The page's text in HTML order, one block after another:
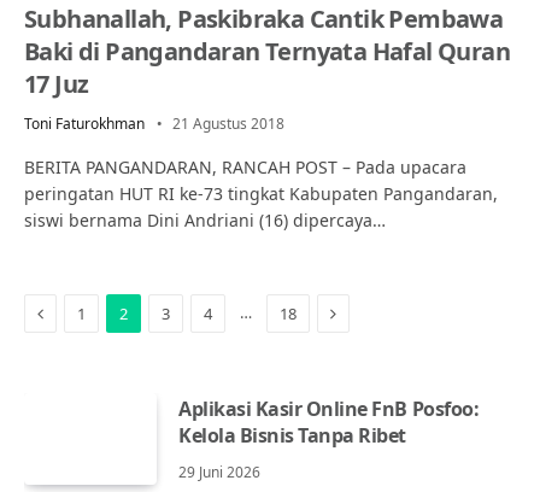
Subhanallah, Paskibraka Cantik Pembawa
Baki di Pangandaran Ternyata Hafal Quran
17 Juz
Toni Faturokhman 21 Agustus 2018
BERITA PANGANDARAN, RANCAH POST – Pada upacara
peringatan HUT RI ke-73 tingkat Kabupaten Pangandaran,
siswi bernama Dini Andriani (16) dipercaya…
Previous
1 2 3 4 … 18 Next
Aplikasi Kasir Online FnB Posfoo:
Kelola Bisnis Tanpa Ribet
29 Juni 2026